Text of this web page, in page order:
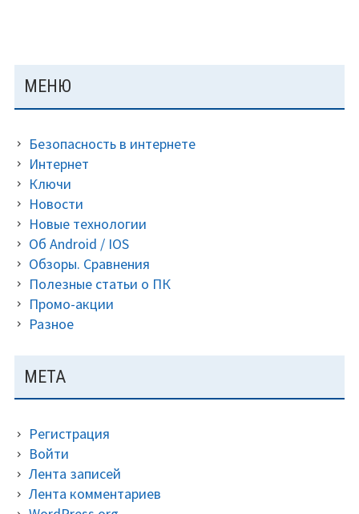
знать
SSD,
ОСНОВНАЯ
ПАНЕЛЬ
МЕНЮ
Безопасность в интернете
Интернет
Ключи
Новости
Новые технологии
Об Android / IOS
Обзоры. Сравнения
Полезные статьи о ПК
Промо-акции
Разное
МЕТА
Регистрация
Войти
Лента записей
Лента комментариев